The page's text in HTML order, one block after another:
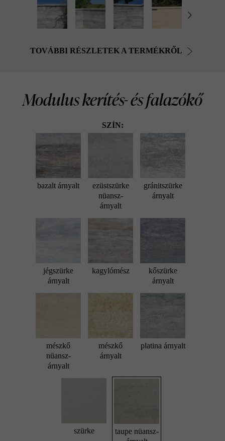
TOVÁBBI RÉSZLETEK A TERMÉKRŐL
Modulus kerítés- és falazókő
SZÍN:
bazalt árnyalt
ezüstszürke
nüansz-
árnyalt
gránitszürke
árnyalt
jégszürke
árnyalt
kagylómész
kőszürke
árnyalt
mészkő
nüansz-
árnyalt
mészkő
árnyalt
platina árnyalt
szürke
taupe nüansz-